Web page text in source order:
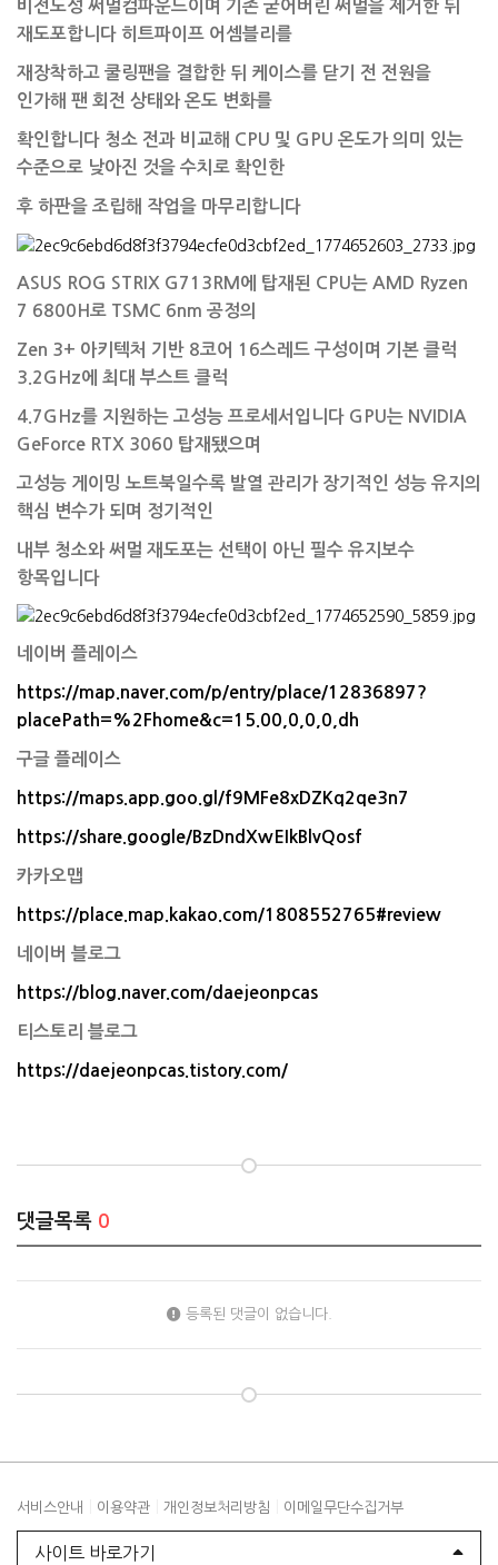
비전도성 써멀컴파운드이며 기존 굳어버린 써멀을 제거한 뒤
재도포합니다 히트파이프 어셈블리를
재장착하고 쿨링팬을 결합한 뒤 케이스를 닫기 전 전원을
인가해 팬 회전 상태와 온도 변화를
확인합니다 청소 전과 비교해 CPU 및 GPU 온도가 의미 있는
수준으로 낮아진 것을 수치로 확인한
후 하판을 조립해 작업을 마무리합니다
ASUS ROG STRIX G713RM에 탑재된 CPU는 AMD Ryzen
7 6800H로 TSMC 6nm 공정의
Zen 3+ 아키텍처 기반 8코어 16스레드 구성이며 기본 클럭
3.2GHz에 최대 부스트 클럭
4.7GHz를 지원하는 고성능 프로세서입니다 GPU는 NVIDIA
GeForce RTX 3060 탑재됐으며
고성능 게이밍 노트북일수록 발열 관리가 장기적인 성능 유지의
핵심 변수가 되며 정기적인
내부 청소와 써멀 재도포는 선택이 아닌 필수 유지보수
항목입니다
네이버 플레이스
https://map.naver.com/p/entry/place/12836897?
placePath=%2Fhome&c=15.00,0,0,0,dh
구글 플레이스
https://maps.app.goo.gl/f9MFe8xDZKq2qe3n7
https://share.google/BzDndXwEIkBlvQosf
카카오맵
https://place.map.kakao.com/1808552765#review
네이버 블로그
https://blog.naver.com/daejeonpcas
티스토리 블로그
https://daejeonpcas.tistory.com/
댓글목록 0
등록된 댓글이 없습니다.
서비스안내 이용약관 개인정보처리방침 이메일무단수집거부
사이트 바로가기